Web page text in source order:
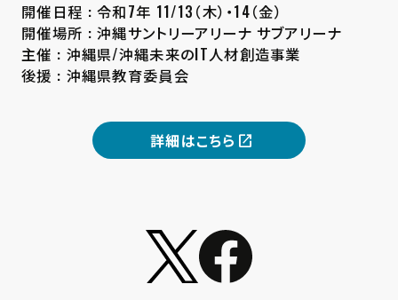
開催日程 : 令和7年 11/13（木）・14（金）
開催場所 : 沖縄サントリーアリーナ サブアリーナ
主催 : 沖縄県/沖縄未来のIT人材創造事業
後援 : 沖縄県教育委員会
詳細はこちら